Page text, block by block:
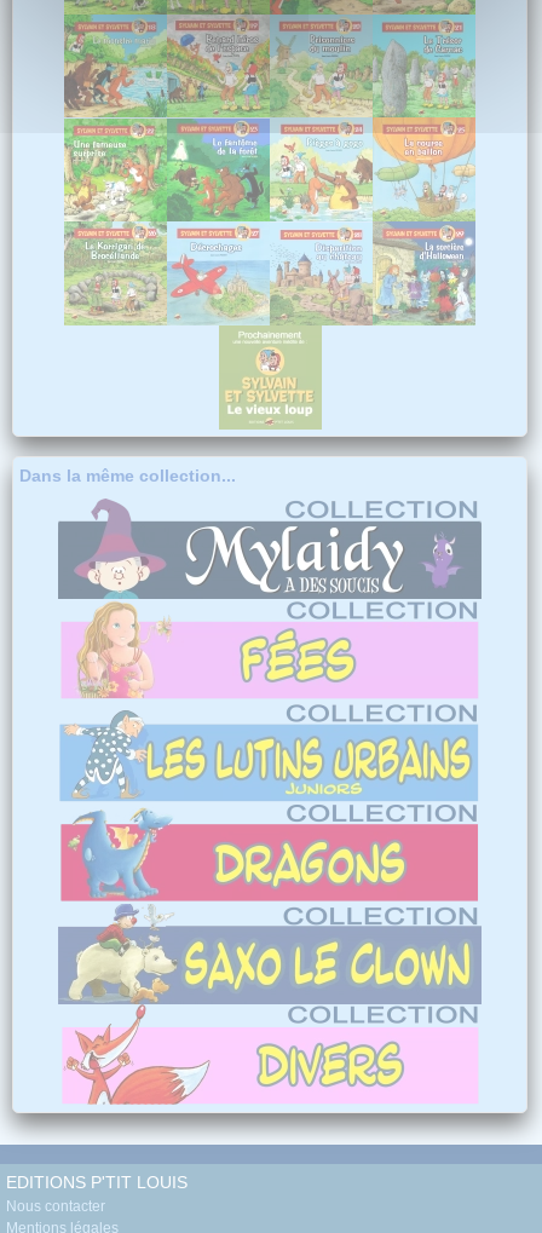
Dans la même collection...
EDITIONS P'TIT LOUIS
Nous contacter
Mentions légales